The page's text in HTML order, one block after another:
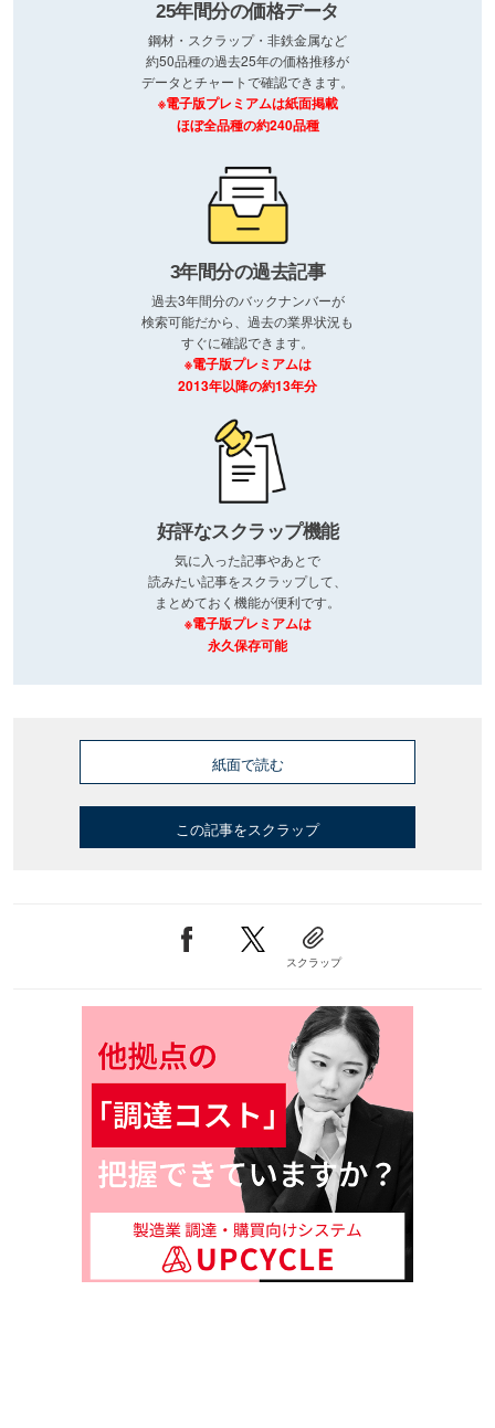
25年間分の価格データ
鋼材・スクラップ・非鉄金属など
約50品種の過去25年の価格推移が
データとチャートで確認できます。
※電子版プレミアムは紙面掲載
ほぼ全品種の約240品種
3年間分の過去記事
過去3年間分のバックナンバーが
検索可能だから、過去の業界状況も
すぐに確認できます。
※電子版プレミアムは
2013年以降の約13年分
好評なスクラップ機能
気に入った記事やあとで
読みたい記事をスクラップして、
まとめておく機能が便利です。
※電子版プレミアムは
永久保存可能
紙面で読む
この記事をスクラップ
スクラップ